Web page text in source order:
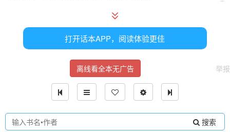
早试过这个结果的家入哨子没有什么意外，只是她现在很是
惊讶，刚刚那个声音说什么？家入硝子有些不敢相信的拍着
乙骨忧太的肩膀:“等等，犹太，刚刚那个声音说什么？是那
打开话本APP，阅读体验更佳
离线看全本无广告 举报
搜索